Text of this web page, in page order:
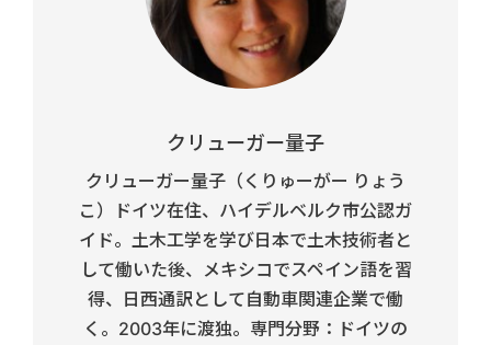
クリューガー量子
クリューガー量子（くりゅーがー りょう
こ）ドイツ在住、ハイデルベルク市公認ガ
イド。土木工学を学び日本で土木技術者と
して働いた後、メキシコでスペイン語を習
得、日西通訳として自動車関連企業で働
く。2003年に渡独。専門分野：ドイツの